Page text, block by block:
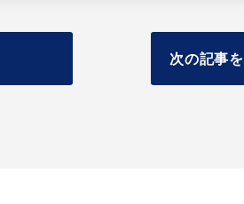
次の記事